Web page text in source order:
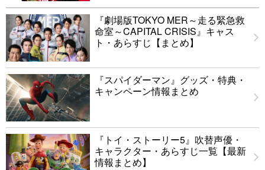
『劇場版TOKYO MER～走る緊急救
命室～CAPITAL CRISIS』キャス
ト・あらすじ【まとめ】
『スパイダーマン』グッズ・特典・
キャンペーン情報まとめ
『トイ・ストーリー5』吹替声優・
キャラクター・あらすじ一覧【最新
情報まとめ】